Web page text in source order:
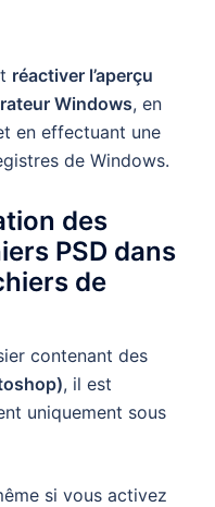
réactiver l’aperçu
Windows, en
en effectuant une
de Windows.
des
PSD dans
de
contenant des
, il est
uniquement sous
si vous activez